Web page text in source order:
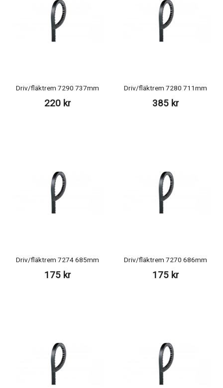
Driv/fläktrem 7290 737mm
220 kr
Driv/fläktrem 7280 711mm
385 kr
Driv/fläktrem 7274 685mm
175 kr
Driv/fläktrem 7270 686mm
175 kr